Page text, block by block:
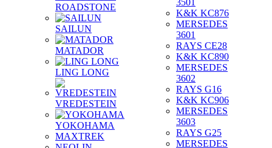
ROADSTONE
SAILUN
MATADOR
LING LONG
VREDESTEIN
YOKOHAMA
MAXTREK
3501
K&K KC876
MERSEDES
3601
RAYS CE28
K&K KC890
MERSEDES
3602
RAYS G16
K&K KC906
MERSEDES
3603
RAYS G25
MERSEDES